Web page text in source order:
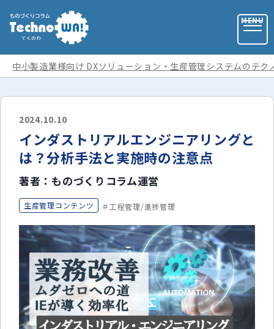
お役立ち資料
運営会社
全ての記事
中小企業診断士コラム
生産管理コンテンツ
用語集
導入事例
中小製造業様向け DXソリューション・生産管理システムのテク
2024.10.10
インダストリアルエンジニアリングと
は？分析手法と実施時の注意点
著者：ものづくりコラム運営
生産管理コンテンツ 工程管理/進捗管理